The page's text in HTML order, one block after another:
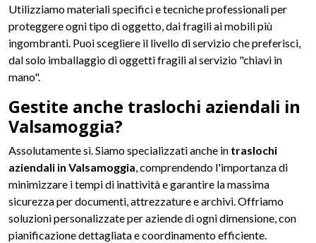
Utilizziamo materiali specifici e tecniche professionali per
proteggere ogni tipo di oggetto, dai fragili ai mobili più
ingombranti. Puoi scegliere il livello di servizio che preferisci,
dal solo imballaggio di oggetti fragili al servizio "chiavi in
mano".
Gestite anche traslochi aziendali in
Valsamoggia?
Assolutamente sì. Siamo specializzati anche in traslochi
aziendali in Valsamoggia, comprendendo l'importanza di
minimizzare i tempi di inattività e garantire la massima
sicurezza per documenti, attrezzature e archivi. Offriamo
soluzioni personalizzate per aziende di ogni dimensione, con
pianificazione dettagliata e coordinamento efficiente.